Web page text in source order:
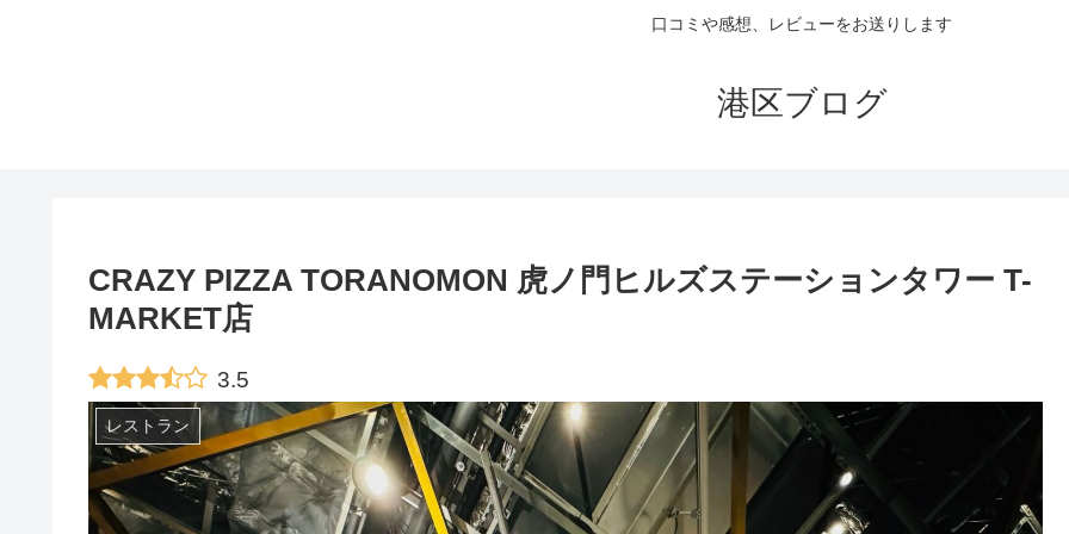
口コミや感想、レビューをお送りします
港区ブログ
CRAZY PIZZA TORANOMON 虎ノ門ヒルズステーションタワー T-
MARKET店
3.5
レストラン